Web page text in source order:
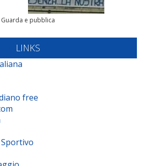
Guarda e pubblica
LINKS
free